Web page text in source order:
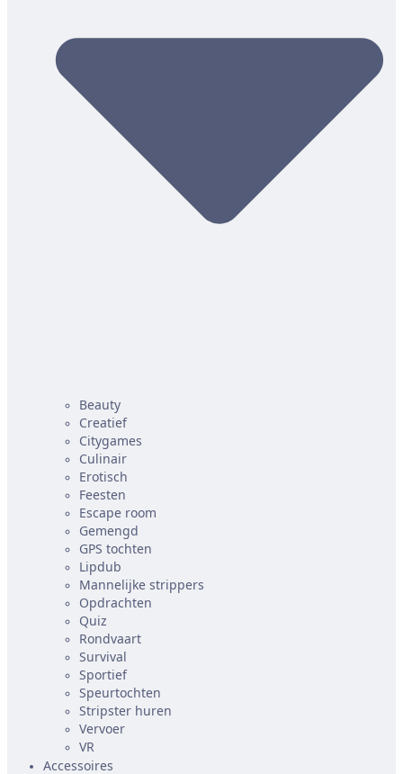
Beauty
Creatief
Citygames
Culinair
Erotisch
Feesten
Escape room
Gemengd
GPS tochten
Lipdub
Mannelijke strippers
Opdrachten
Quiz
Rondvaart
Survival
Sportief
Speurtochten
Stripster huren
Vervoer
VR
Accessoires